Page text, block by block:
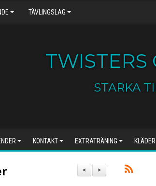
TÄVLINGSLAG
TWISTERS
STARKA
KONTAKT EXTRATRÄNING
>
<